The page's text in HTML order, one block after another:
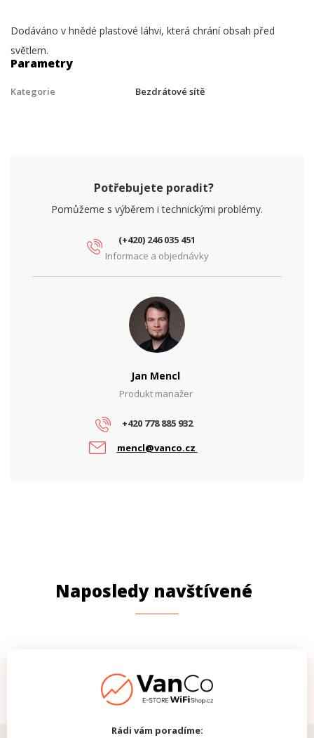
Dodáváno v hnědé plastové láhvi, která chrání obsah před
světlem.
Parametry
Kategorie Bezdrátové sítě
Potřebujete poradit?
Pomůžeme s výběrem i technickými problémy.
(+420) 246 035 451
Informace a objednávky
Jan Mencl
Produkt manažer
+420 778 885 932
mencl@vanco.cz
Naposledy navštívené
Rádi vám poradíme: